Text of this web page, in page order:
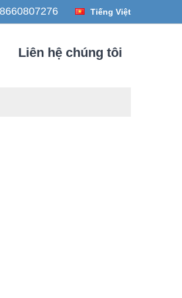
Tiếng Việt
Liên hệ chúng tôi